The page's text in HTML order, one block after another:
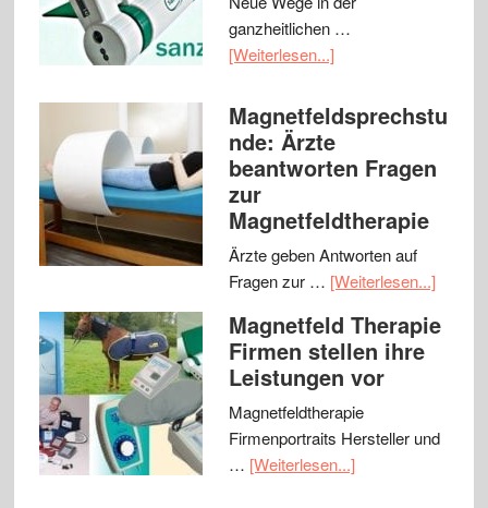
ganzheitlichen …
[Weiterlesen...]
Magnetfeldsprechstu
nde: Ärzte
beantworten Fragen
zur
Magnetfeldtherapie
Ärzte geben Antworten auf
Fragen zur … [Weiterlesen...]
Magnetfeld Therapie
Firmen stellen ihre
Leistungen vor
Magnetfeldtherapie
Firmenportraits Hersteller und
… [Weiterlesen...]